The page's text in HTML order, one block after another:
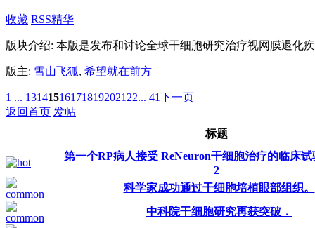
收藏 RSS精华
版块介绍: 本版是发布和讨论全球干细胞研究治疗视网膜退化
版主: 雪山飞狐, 希望就在前方
1 ... 131415161718192021 22... 41下一页
返回首页 发帖
标题
第一个RP病人接受 ReNeuron干细胞治疗的临床试
2
科学家成功通过干细胞培植眼部组织。
中科院干细胞研究再获突破．